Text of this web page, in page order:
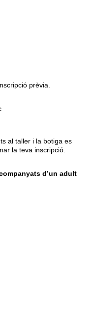
prèvia.
al taller i la botiga es
la teva inscripció.
d’un adult